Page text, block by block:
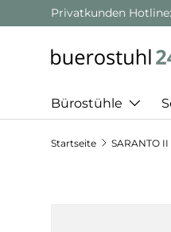
Direkt zum
Privatkunden Hotline:
Bürostühle
Startseite